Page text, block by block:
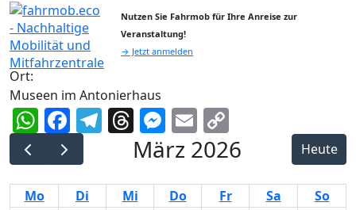
Nutzen Sie Fahrmob für Ihre Anreise zur
Veranstaltung!
→ Jetzt anmelden
Ort:
Museen im Antonierhaus
WhatsApp
Facebook
Telegram
Threads
Messenger
Email
Link
März 2026 Heute
Mo Di Mi Do Fr Sa
So